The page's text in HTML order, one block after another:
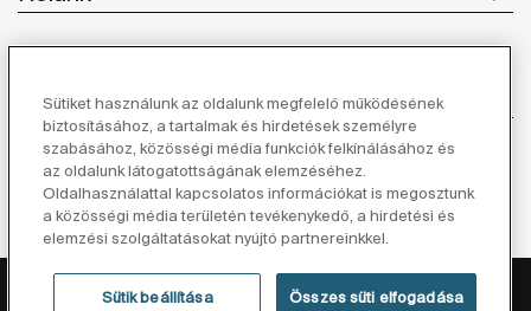
Ihlet
Kövessen minket
Adatvédelmi Tájékoztató
Sütiket használunk az oldalunk megfelelő működésének
biztosításához, a tartalmak és hirdetések személyre
szabásához, közösségi média funkciók felkínálásához és
az oldalunk látogatottságának elemzéséhez.
Oldalhasználattal kapcsolatos információkat is megosztunk
a közösségi média területén tevékenykedő, a hirdetési és
elemzési szolgáltatásokat nyújtó partnereinkkel.
Sütik beállítása Összes süti elfogadása